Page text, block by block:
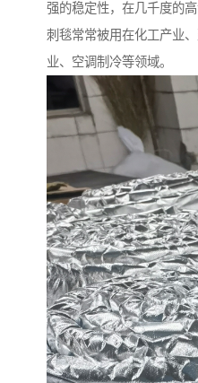
强的稳定性，在几千度的
刺毯常常被用在化工产业
业、空调制冷等领域。